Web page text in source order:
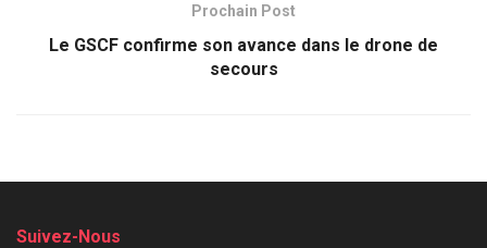
Prochain Post
Le GSCF confirme son avance dans le drone de
secours
Suivez-Nous